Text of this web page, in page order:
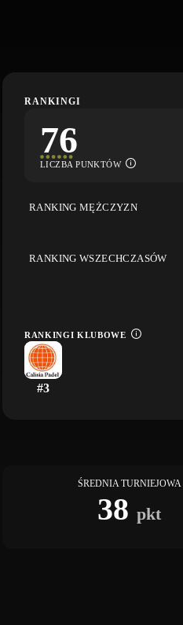
RANKINGI
76
LICZBA PUNKTÓW
RANKING MĘŻCZYZN
RANKING WSZECHCZASÓW
RANKINGI KLUBOWE
#3
ŚREDNIA TURNIEJOWA
38 pkt